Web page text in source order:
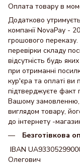
Оплата товару в
Додатково
компанії NovaPay -
грошового
перевірки складу
відсутність будь
при отриманні
кур'єра та оплаті ви
підтверджуєте факт
Вашому замовленню,
виглядом товару,
до інтернету -
Безготівкова
IBAN
Олегович